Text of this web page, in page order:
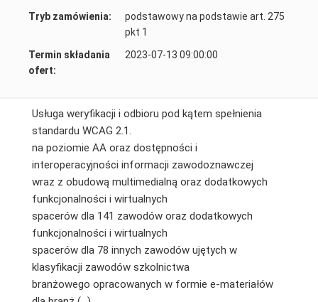
Tryb zamówienia:
podstawowy na podstawie art. 275
pkt 1
Termin składania
ofert:
2023-07-13 09:00:00
Usługa weryfikacji i odbioru pod kątem spełnienia
standardu WCAG 2.1.
na poziomie AA oraz dostępności i
interoperacyjności informacji zawodoznawczej
wraz z obudową multimedialną oraz dodatkowych
funkcjonalności i wirtualnych
spacerów dla 141 zawodów oraz dodatkowych
funkcjonalności i wirtualnych
spacerów dla 78 innych zawodów ujętych w
klasyfikacji zawodów szkolnictwa
branżowego opracowanych w formie e-materiałów